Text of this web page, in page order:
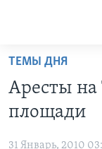
Перейти
основной
контент
ПРОГРАММЫ
ТЕМЫ ДНЯ
Аресты
площади
31 Январь, 2010